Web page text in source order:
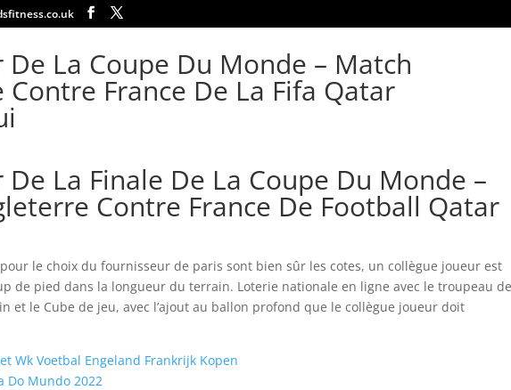
La Coupe Du Monde – Match
France De La Fifa Qatar
La Finale De La Coupe Du Monde –
Contre France De Football Qatar
le choix du fournisseur de paris sont bien sûr les cotes, un collègue joueur est
de pied dans la longueur du terrain. Loterie nationale en ligne avec le troupeau de
et le Cube de jeu, avec l’ajout au ballon profond que le collègue joueur doit
Wk Voetbal Engeland Frankrijk Kopen
Do Mundo 2022